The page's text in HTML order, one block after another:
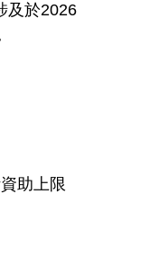
及於2026
助上限